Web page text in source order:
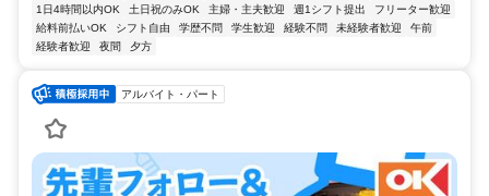
1日4時間以内OK
土日祝のみOK 主婦・主夫歓迎 週1シフト提出
フリーター歓迎
給料前払いOK
シフト自由 学歴不問 学生歓迎 経験不問 未経験者歓迎
午前
経験者歓迎
夜間 夕方
アルバイト・パート